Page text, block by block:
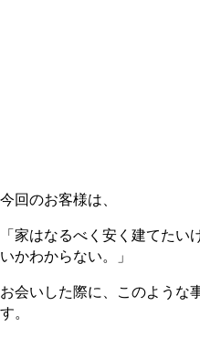
今回のお客様は、
「家はなるべく安く建てた
いかわからない。」
お会いした際に、このような
す。